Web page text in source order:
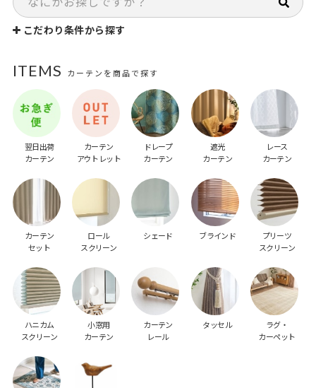
こだわり条件から探す
カーテンを商品で探す
ITEMS
翌日出荷
カーテン
カーテン
アウトレット
ドレープ
カーテン
遮光
カーテン
レース
カーテン
カーテン
セット
ロール
スクリーン
シェード ブラインド
プリーツ
スクリーン
ハニカム
スクリーン
小窓用
カーテン
カーテン
レール
タッセル
ラグ・
カーペット